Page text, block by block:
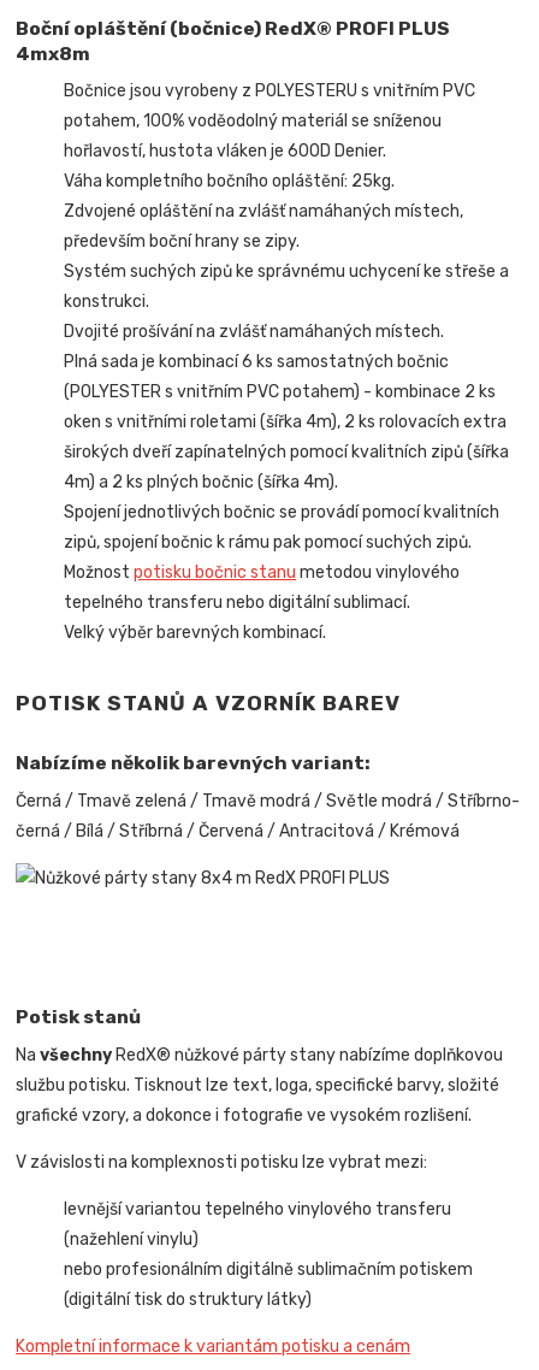
Boční opláštění (bočnice) RedX® PROFI PLUS
4mx8m
Bočnice jsou vyrobeny z POLYESTERU s vnitřním PVC
potahem, 100% voděodolný materiál se sníženou
hořlavostí, hustota vláken je 600D Denier.
Váha kompletního bočního opláštění: 25kg.
Zdvojené opláštění na zvlášť namáhaných místech,
především boční hrany se zipy.
Systém suchých zipů ke správnému uchycení ke střeše a
konstrukci.
Dvojité prošívání na zvlášť namáhaných místech.
Plná sada je kombinací 6 ks samostatných bočnic
(POLYESTER s vnitřním PVC potahem) - kombinace 2 ks
oken s vnitřními roletami (šířka 4m), 2 ks rolovacích extra
širokých dveří zapínatelných pomocí kvalitních zipů (šířka
4m) a 2 ks plných bočnic (šířka 4m).
Spojení jednotlivých bočnic se provádí pomocí kvalitních
zipů, spojení bočnic k rámu pak pomocí suchých zipů.
Možnostpotisku bočnic stanu metodou vinylového
tepelného transferu nebo digitální sublimací.
Velký výběr barevných kombinací.
POTISK STANŮ A VZORNÍK BAREV
Nabízíme několik barevných variant:
Černá / Tmavě zelená / Tmavě modrá / Světle modrá / Stříbrno-
černá / Bílá / Stříbrná / Červená / Antracitová / Krémová
Potisk stanů
Navšechny RedX® nůžkové párty stany nabízíme doplňkovou
službu potisku. Tisknout lze text, loga, specifické barvy, složité
grafické vzory, a dokonce i fotografie ve vysokém rozlišení.
V závislosti na komplexnosti potisku lze vybrat mezi:
levnější variantou tepelného vinylového transferu
(nažehlení vinylu)
nebo profesionálním digitálně sublimačním potiskem
(digitální tisk do struktury látky)
Kompletní informace k variantám potisku a cenám